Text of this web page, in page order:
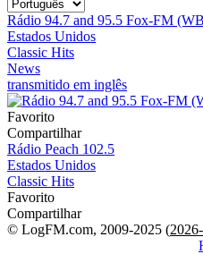
Rádio 94.7 and 95.5 Fox-FM
Estados Unidos
Classic Hits
News
transmitido em inglês
Favorito
Compartilhar
Rádio Peach 102.5
Estados Unidos
Classic Hits
Favorito
Compartilhar
© LogFM.com, 2009-2025 (